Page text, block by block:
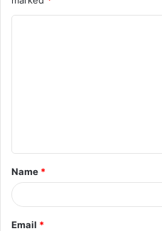
t
*
Name *
Email *